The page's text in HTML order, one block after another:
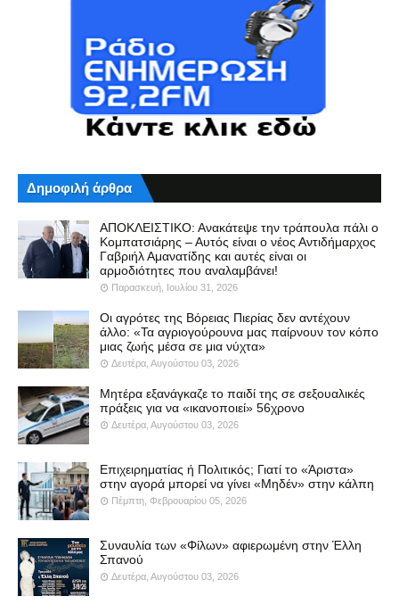
Δημοφιλή άρθρα
ΑΠΟΚΛΕΙΣΤΙΚΟ: Ανακάτεψε την τράπουλα πάλι ο
Κομπατσιάρης – Αυτός είναι ο νέος Αντιδήμαρχος
Γαβριήλ Αμανατίδης και αυτές είναι οι
αρμοδιότητες που αναλαμβάνει!
Παρασκευή, Ιουλίου 31, 2026
Οι αγρότες της Βόρειας Πιερίας δεν αντέχουν
άλλο: «Τα αγριογούρουνα μας παίρνουν τον κόπο
μιας ζωής μέσα σε μια νύχτα»
Δευτέρα, Αυγούστου 03, 2026
Μητέρα εξανάγκαζε το παιδί της σε σεξουαλικές
πράξεις για να «ικανοποιεί» 56χρονο
Δευτέρα, Αυγούστου 03, 2026
Επιχειρηματίας ή Πολιτικός; Γιατί το «Άριστα»
στην αγορά μπορεί να γίνει «Μηδέν» στην κάλπη
Πέμπτη, Φεβρουαρίου 05, 2026
Συναυλία των «Φίλων» αφιερωμένη στην Έλλη
Σπανού
Δευτέρα, Αυγούστου 03, 2026